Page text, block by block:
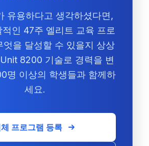
유용하다고 생각하셨다면,
인 47주 엘리트 교육 프로
엇을 달성할 수 있을지 상상
8200 기술로 경력을 변
명 이상의 학생들과 함께하
세요.
프로그램 등록